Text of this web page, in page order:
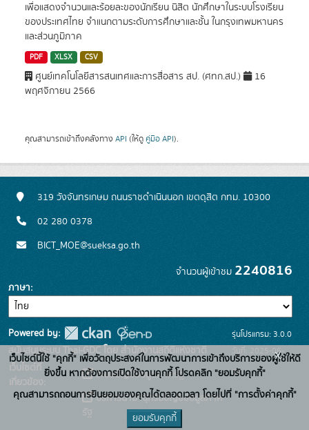
เพื่อแสดงจำนวนและร้อยละของนักเรียน นิสิต นักศึกษาในระบบโรงเรียน
ของประเทศไทย จำแนกตามระดับการศึกษาและชั้น ในกรุงเทพมหานคร
และส่วนภูมิภาค
PDF XLSX CSV
ศูนย์เทคโนโลยีสารสนเทศและการสื่อสาร สป. (ศทก.สป.)
16
พฤศจิกายน 2566
คุณสามารถเข้าถึงคลังทาง API (ให้ดู คู่มือ API).
319 วังจันทรเกษม ถนนราชดำเนินนอก เขตดุสิต กทม. 10300
02 280 0378
BICT_MOE@sueksa.go.th
จำนวนผู้เข้าชม 2240816
ภาษา
Powered by:
สนับสนุนระบบ Thai-GDC โดย สำนักงานสถิติแห่งชาติ
เว็บไซต์ที่
เกี่ยวข้อง:
ระบบบัญชีข้อมูลภาครัฐ
บริการนามานุกรมบัญชีข้อมูลภาค
รุ่นโปรแกรม: 3.0.0
วันที่: 2025-06-
26
เว็บไซต์นี้ใช้ "คุกกี้" เพื่อวัตถุประสงค์ในการพัฒนาการเข้าถึงบริการของผู้ใช้ให้ดี
ยิ่งขึ้น หากต้องการเปิดใช้งานคุกกี้ โปรดคลิก "ยอมรับคุกกี้"
คุณสามารถถอนการยินยอมของคุณได้ตลอดเวลา โดยไปที่ "การตั้งค่าคุกกี้"
ยอมรับคุกกี้
x